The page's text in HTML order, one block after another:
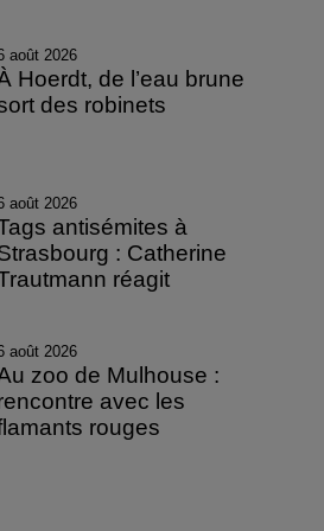
août 2026
Hoerdt, de l’eau brune
des robinets
août 2026
antisémites à
: Catherine
réagit
août 2026
zoo de Mulhouse :
avec les
rouges